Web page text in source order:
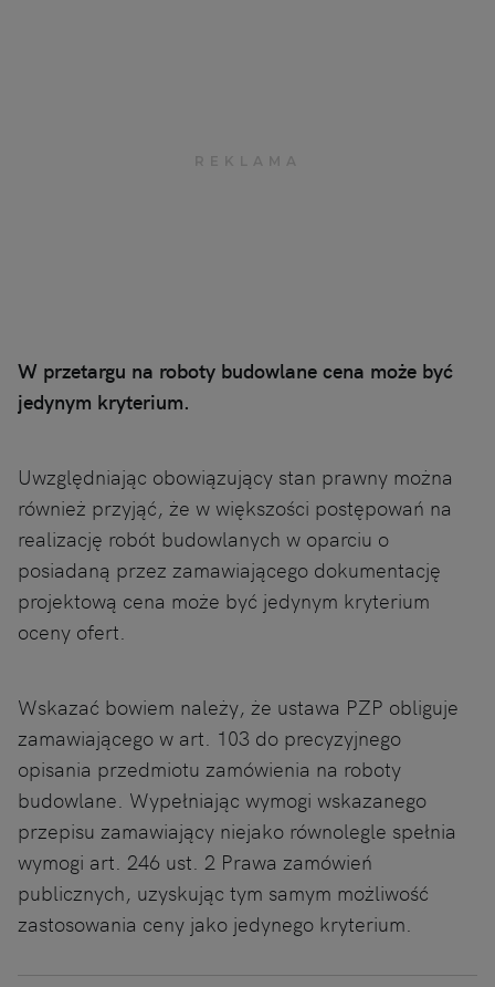
W przetargu na roboty budowlane cena może być
jedynym kryterium.
Uwzględniając obowiązujący stan prawny można
również przyjąć, że w większości postępowań na
realizację robót budowlanych w oparciu o
posiadaną przez zamawiającego dokumentację
projektową cena może być jedynym kryterium
oceny ofert.
Wskazać bowiem należy, że ustawa PZP obliguje
zamawiającego w art. 103 do precyzyjnego
opisania przedmiotu zamówienia na roboty
budowlane. Wypełniając wymogi wskazanego
przepisu zamawiający niejako równolegle spełnia
wymogi art. 246 ust. 2 Prawa zamówień
publicznych, uzyskując tym samym możliwość
zastosowania ceny jako jedynego kryterium.